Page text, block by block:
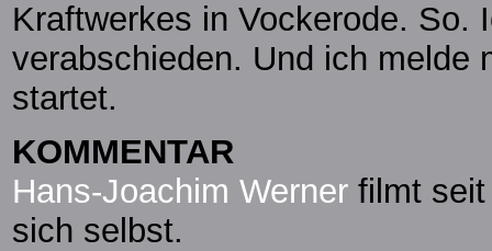
Kraftwerkes in Vockerode. So.
verabschieden. Und ich melde
startet.
KOMMENTAR
Hans-Joachim Werner filmt
sich selbst.